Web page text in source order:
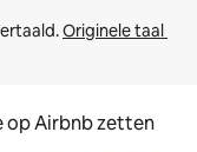
Originele taal
op Airbnb zetten